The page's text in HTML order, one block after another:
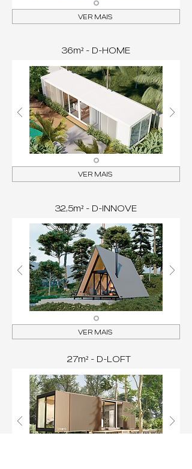
VER MAIS
36m² - D-HOME
VER MAIS
32,5m² - D-INNOVE
VER MAIS
27m² - D-LOFT